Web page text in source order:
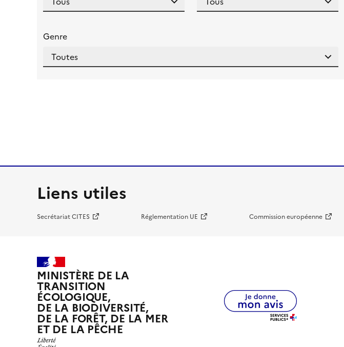
Genre
Liens utiles
Secrétariat CITES Réglementation UE Commission européenne
MINISTÈRE DE LA
TRANSITION
ÉCOLOGIQUE,
DE LA BIODIVERSITÉ,
DE LA FORÊT, DE LA MER
ET DE LA PÊCHE